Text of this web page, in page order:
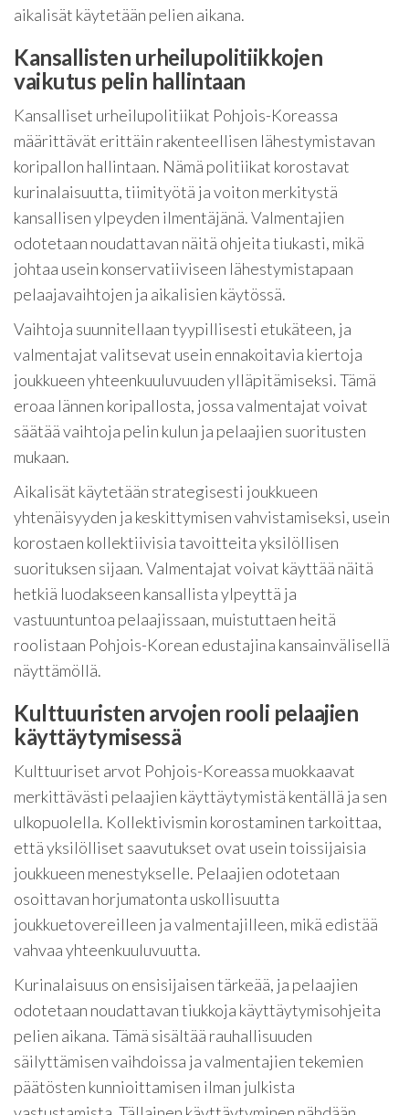
aikalisät käytetään pelien aikana.
Kansallisten urheilupolitiikkojen
vaikutus pelin hallintaan
Kansalliset urheilupolitiikat Pohjois-Koreassa
määrittävät erittäin rakenteellisen lähestymistavan
koripallon hallintaan. Nämä politiikat korostavat
kurinalaisuutta, tiimityötä ja voiton merkitystä
kansallisen ylpeyden ilmentäjänä. Valmentajien
odotetaan noudattavan näitä ohjeita tiukasti, mikä
johtaa usein konservatiiviseen lähestymistapaan
pelaajavaihtojen ja aikalisien käytössä.
Vaihtoja suunnitellaan tyypillisesti etukäteen, ja
valmentajat valitsevat usein ennakoitavia kiertoja
joukkueen yhteenkuuluvuuden ylläpitämiseksi. Tämä
eroaa lännen koripallosta, jossa valmentajat voivat
säätää vaihtoja pelin kulun ja pelaajien suoritusten
mukaan.
Aikalisät käytetään strategisesti joukkueen
yhtenäisyyden ja keskittymisen vahvistamiseksi, usein
korostaen kollektiivisia tavoitteita yksilöllisen
suorituksen sijaan. Valmentajat voivat käyttää näitä
hetkiä luodakseen kansallista ylpeyttä ja
vastuuntuntoa pelaajissaan, muistuttaen heitä
roolistaan Pohjois-Korean edustajina kansainvälisellä
näyttämöllä.
Kulttuuristen arvojen rooli pelaajien
käyttäytymisessä
Kulttuuriset arvot Pohjois-Koreassa muokkaavat
merkittävästi pelaajien käyttäytymistä kentällä ja sen
ulkopuolella. Kollektivismin korostaminen tarkoittaa,
että yksilölliset saavutukset ovat usein toissijaisia
joukkueen menestykselle. Pelaajien odotetaan
osoittavan horjumatonta uskollisuutta
joukkuetovereilleen ja valmentajilleen, mikä edistää
vahvaa yhteenkuuluvuutta.
Kurinalaisuus on ensisijaisen tärkeää, ja pelaajien
odotetaan noudattavan tiukkoja käyttäytymisohjeita
pelien aikana. Tämä sisältää rauhallisuuden
säilyttämisen vaihdoissa ja valmentajien tekemien
päätösten kunnioittamisen ilman julkista